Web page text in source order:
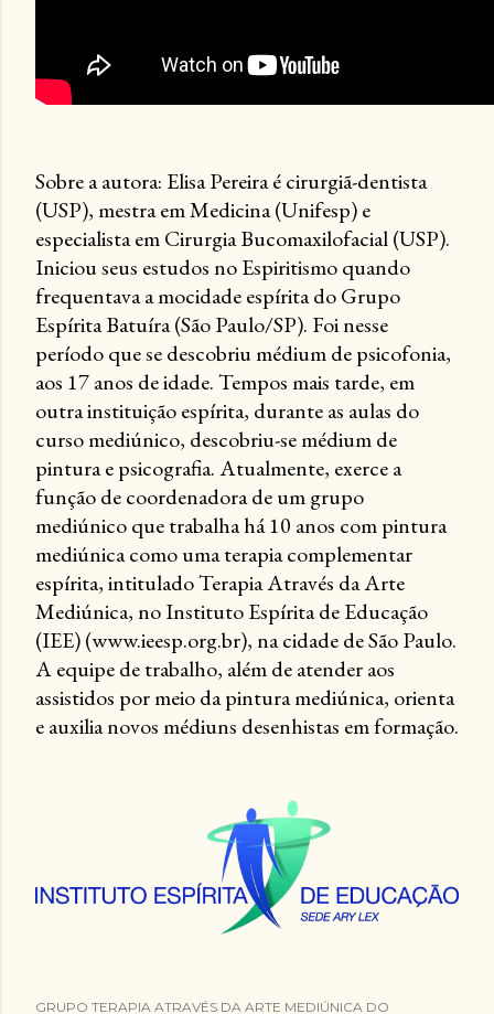
Sobre a autora: Elisa Pereira é cirurgiã-dentista
(USP), mestra em Medicina (Unifesp) e
especialista em Cirurgia Bucomaxilofacial (USP).
Iniciou seus estudos no Espiritismo quando
frequentava a mocidade espírita do Grupo
Espírita Batuíra (São Paulo/SP). Foi nesse
período que se descobriu médium de psicofonia,
aos 17 anos de idade. Tempos mais tarde, em
outra instituição espírita, durante as aulas do
curso mediúnico, descobriu-se médium de
pintura e psicografia. Atualmente, exerce a
função de coordenadora de um grupo
mediúnico que trabalha há 10 anos com pintura
mediúnica como uma terapia complementar
espírita, intitulado Terapia Através da Arte
Mediúnica, no Instituto Espírita de Educação
(IEE) (www.ieesp.org.br), na cidade de São Paulo.
A equipe de trabalho, além de atender aos
assistidos por meio da pintura mediúnica, orienta
e auxilia novos médiuns desenhistas em formação.
GRUPO TERAPIA ATRAVÉS DA ARTE MEDIÚNICA DO